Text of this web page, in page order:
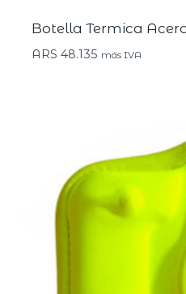
Botella Termica
ARS 48.135 más IVA